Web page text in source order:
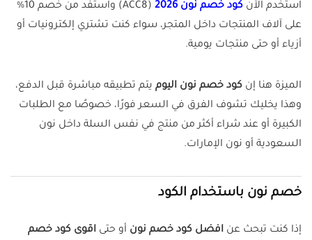
استخدم الآن كود خصم نون 2026
(ACC8) واستفد من خصم 10%
على آلاف المنتجات داخل المتجر، سواء كنت تشتري إلكترونيات أو
أزياء أو حتى منتجات يومية.
الميزة هنا إن كود خصم نون اليوم يتم تطبيقه مباشرة قبل الدفع،
وهذا يخليك تشوف الفرق في السعر فورًا، خصوصًا مع الطلبات
الكبيرة أو عند شراء أكثر من منتج في نفس السلة داخل نون
السعودية أو نون الإمارات.
خصم نون باستخدام الكود
إذا كنت تبحث عن افضل كود خصم نون أو حتى اقوى كود خصم